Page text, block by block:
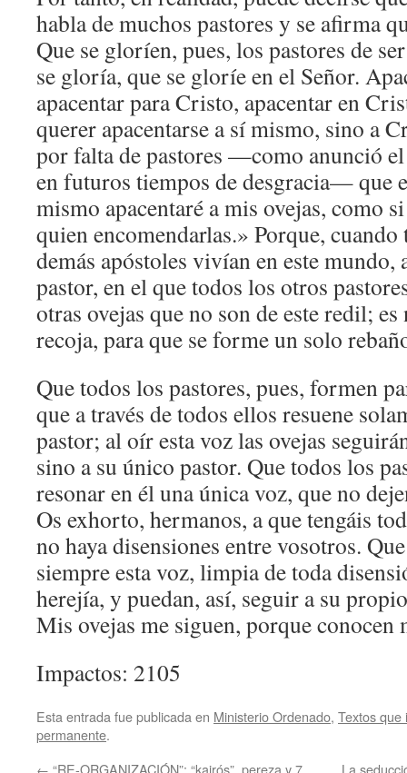
habla de muchos pastores y se afirma
Que se gloríen, pues, los pastores de
se gloría, que se gloríe en el Señor.
apacentar para Cristo, apacentar en
querer apacentarse a sí mismo, sino a
por falta de pastores —como anunció
en futuros tiempos de desgracia— que
mismo apacentaré a mis ovejas, como
quien encomendarlas.» Porque,
demás apóstoles vivían en este mundo,
pastor, en el que todos los otros
otras ovejas que no son de este redil;
recoja, para que se forme un solo
Que todos los pastores, pues, formen
que a través de todos ellos resuene
pastor; al oír esta voz las ovejas
sino a su único pastor. Que todos los
resonar en él una única voz, que no
Os exhorto, hermanos, a que tengáis
no haya disensiones entre vosotros.
siempre esta voz, limpia de toda
herejía, y puedan, así, seguir a su
Mis ovejas me siguen, porque conocen
Impactos: 2105
Esta entrada fue publicada en Ministerio Ordenado, Textos que
permanente.
← “RE-ORGANIZACIÓN”: “kairós”, pereza y 7
La